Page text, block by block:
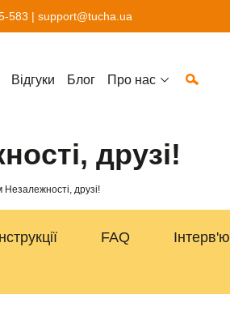
583 | support@tucha.ua
Відгуки Блог Про нас
друзі!
друзі!
FAQ Інтерв'ю